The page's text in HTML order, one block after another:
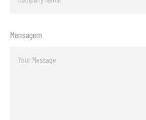
Mensagem